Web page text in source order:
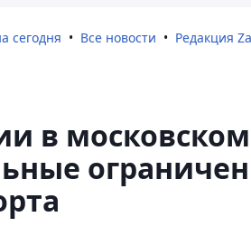
сегодня Все новости Редакция
в